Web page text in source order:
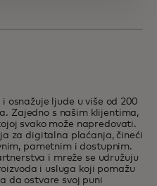
osnažuje ljude u više od 200
Zajedno s našim klijentima,
svako može napredovati.
za digitalna plaćanja, čineći
pametnim i dostupnim.
i mreže se udružuju
i usluga koji pomažu
da ostvare svoj puni